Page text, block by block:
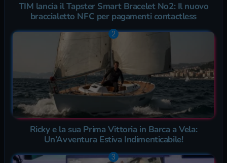
TIM lancia il Tapster Smart Bracelet No2: Il nuovo
braccialetto NFC per pagamenti contactless
Ricky e la sua Prima Vittoria in Barca a Vela:
Un’Avventura Estiva Indimenticabile!